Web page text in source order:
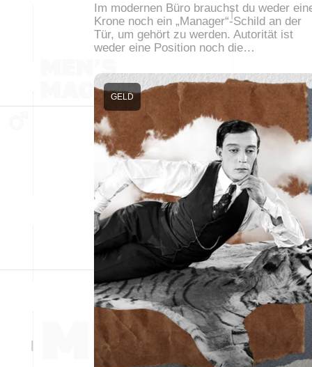
Im modernen Büro brauchst du weder
Krone noch ein „Manager“-Schild an der
Tür, um gehört zu werden. Autorität ist
weder eine Position noch die…
GELD